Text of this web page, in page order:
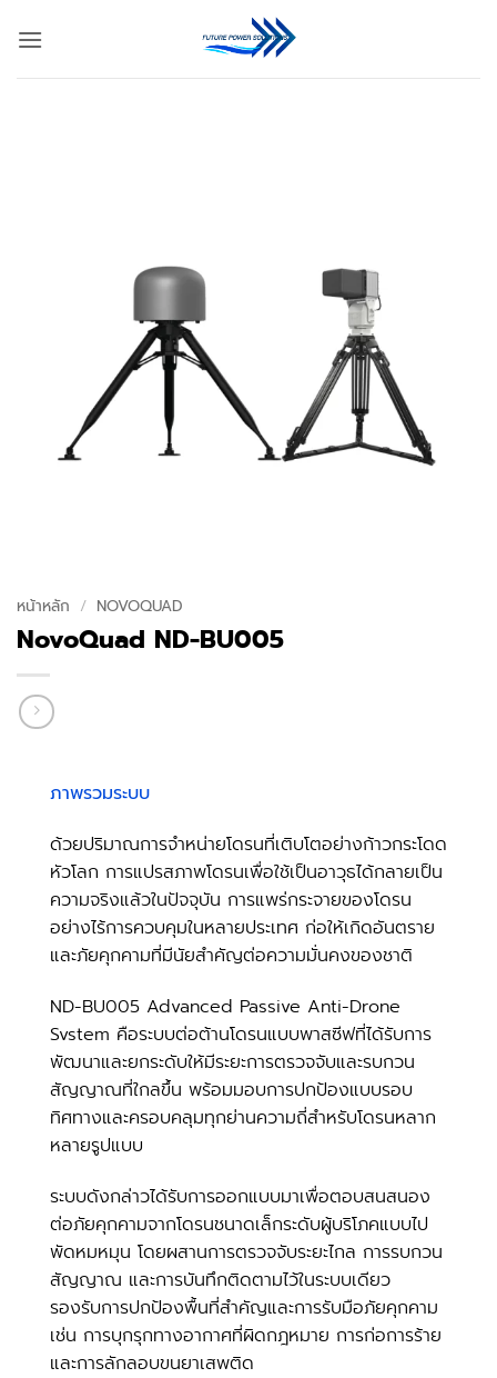
หน้าหลัก / NOVOQUAD
NovoQuad ND-BU005
ภาพรวมระบบ
ด้วยปริมาณการจำหน่ายโดรนที่เติบโตอย่างก้าวกระโดด
หัวโลก การแปรสภาพโดรนเพื่อใช้เป็นอาวุธได้กลายเป็น
ความจริงแล้วในปัจจุบัน การแพร่กระจายของโดรน
อย่างไร้การควบคุมในหลายประเทศ ก่อให้เกิดอันตราย
และภัยคุกคามที่มีนัยสำคัญต่อความมั่นคงของชาติ
ND-BU005 Advanced Passive Anti-Drone
Svstem คือระบบต่อต้านโดรนแบบพาสซีฟที่ได้รับการ
พัฒนาและยกระดับให้มีระยะการตรวจจับและรบกวน
สัญญาณที่ใกลขึ้น พร้อมมอบการปกป้องแบบรอบ
ทิศทางและครอบคลุมทุกย่านความถี่สำหรับโดรนหลาก
หลายรูปแบบ
ระบบดังกล่าวได้รับการออกแบบมาเพื่อตอบสนสนอง
ต่อภัยคุกคามจากโดรนชนาดเล็กระดับผู้บริโภคแบบไป
พัดหมหมุน โดยผสานการตรวจจับระยะไกล การรบกวน
สัญญาณ และการบันทึกติดตามไว้ในระบบเดียว
รองรับการปกป้องพื้นที่สำคัญและการรับมือภัยคุกคาม
เช่น การบุกรุกทางอากาศที่ผิดกฎหมาย การก่อการร้าย
และการลักลอบขนยาเสพติด